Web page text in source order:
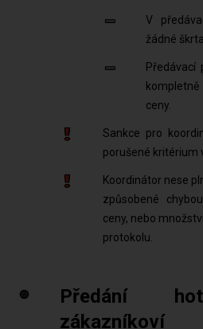
V
žádné
Předávací
ceny.
Sankce pro
porušené kritérium
Koordinátor nese
způsobené
ceny, nebo
protokolu.
Předání
zákazníkoví